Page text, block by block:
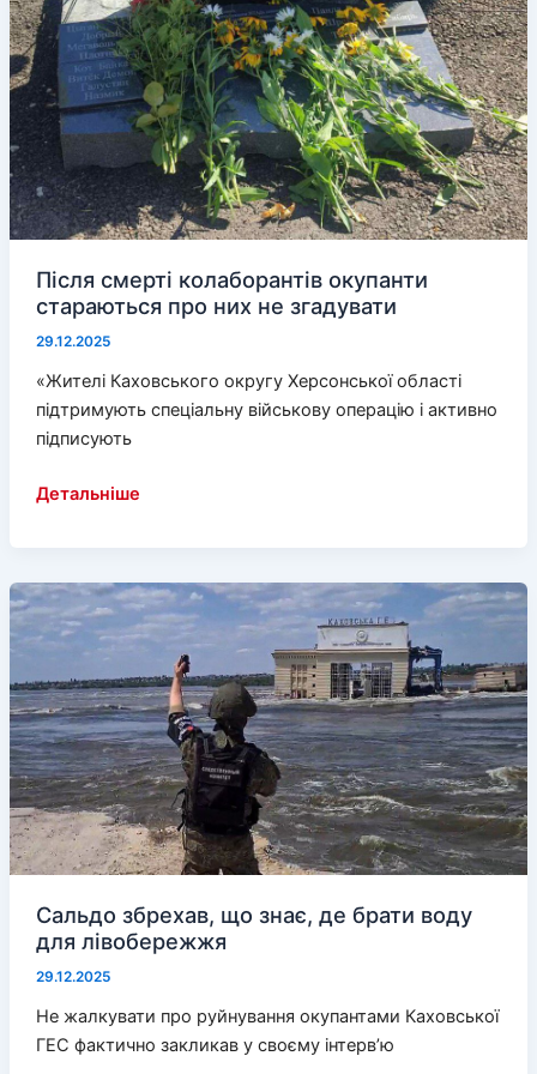
Після смерті колаборантів окупанти
стараються про них не згадувати
29.12.2025
«Жителі Каховського округу Херсонської області
підтримують спеціальну військову операцію і активно
підписують
Після
окупанти
стараються
про
не
згадувати
Детальніше
Сальдо збрехав, що знає, де брати воду
для лівобережжя
29.12.2025
Не жалкувати про руйнування окупантами Каховської
ГЕС фактично закликав у своєму інтерв’ю